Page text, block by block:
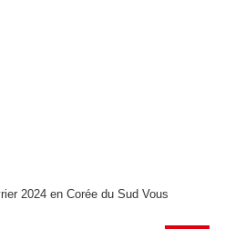
2024 en Corée du Sud Vous